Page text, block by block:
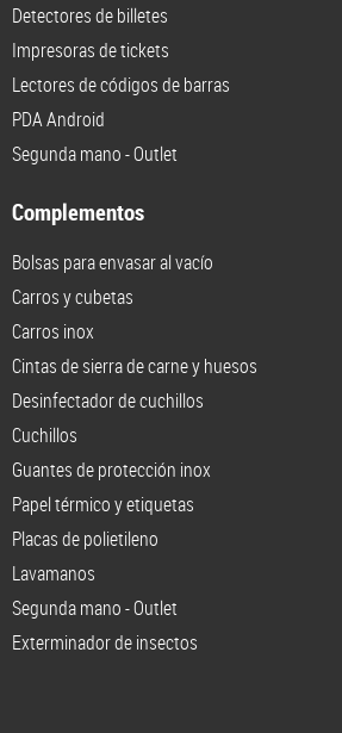
Detectores de billetes
Impresoras de tickets
Lectores de códigos de barras
PDA Android
Segunda mano - Outlet
Complementos
Bolsas para envasar al vacío
Carros y cubetas
Carros inox
Cintas de sierra de carne y huesos
Desinfectador de cuchillos
Cuchillos
Guantes de protección inox
Papel térmico y etiquetas
Placas de polietileno
Lavamanos
Segunda mano - Outlet
Exterminador de insectos